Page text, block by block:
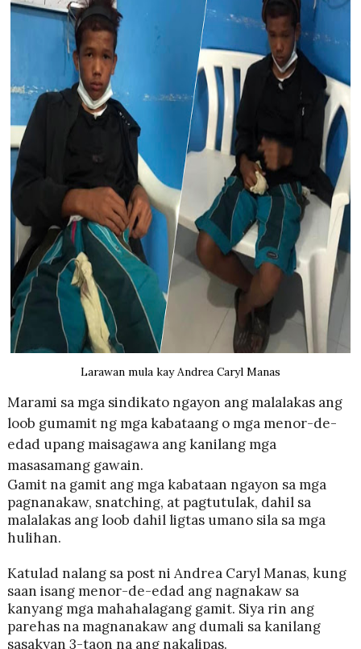
Larawan mula kay Andrea Caryl Manas
Marami sa mga sindikato ngayon ang malalakas ang
loob gumamit ng mga kabataang o mga menor-de-
edad upang maisagawa ang kanilang mga
masasamang gawain.
Gamit na gamit ang mga kabataan ngayon sa mga
pagnanakaw, snatching, at pagtutulak, dahil sa
malalakas ang loob dahil ligtas umano sila sa mga
hulihan.
Katulad nalang sa post ni Andrea Caryl Manas, kung
saan isang menor-de-edad ang nagnakaw sa
kanyang mga mahahalagang gamit. Siya rin ang
parehas na magnanakaw ang dumali sa kanilang
sasakyan 3-taon na ang nakalipas.